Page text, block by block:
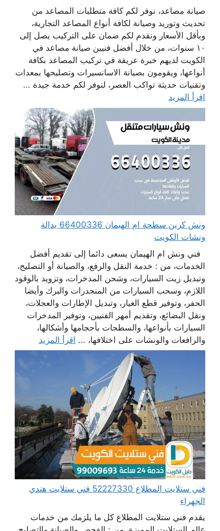
صيانة مصاعد، نوفر لكم كافة متطلبات المصاعد من
تحديث وتوريد وصيانة لكافة أنواع المصاعد التجارية،
وبأقل الأسعار ونقدم لكم ضمان على التركيب يصل إلى
١٠ سنوات، من خلال أفضل فنيين صيانة مصاعد في
الكويت لديهم خبرة عريقة في تركيب المصاعد بكافة
أنواعها، ويقومون بصيانة الاسانسيرات وتصليحها بمعدات
وتقنيات حديثة تواكب العصر، لنوفر لكم خدمة جيدة ...
اقرأ المزيد
ونش كرين سطحة ام الهيمان 66400336 بدالة
ونشات الكويت
فني ونش ام الهيمان يسعى دائما إلى تقديم أفضل
الخدمات، من : خدمة النقل والرفع، والصيانة أو التصليح،
وتبديل زيت السيارات، وشحن المدخرات، وتزويد بالوقود
اللازم، وسحب السيارات من المنحدرات والبرك وأيضا
الحفر، وتوفير قطع الغيار، وتبديل الإطارات والعجلات،
ونقل البضائع، وتقديم أمهر الفنيين، وتوفير المدخرات
السيارات بأنواعها، والسطحات بأحجامها وأشكالها،
والرافعات والونشات على اختلافها، ... اقرأ المزيد
فني ستلايت المطلاع 52227330 فني ستلايت هندي
الجهراء
يقدم فني ستلايت المطلاع كل ما يلزمك من خدمات